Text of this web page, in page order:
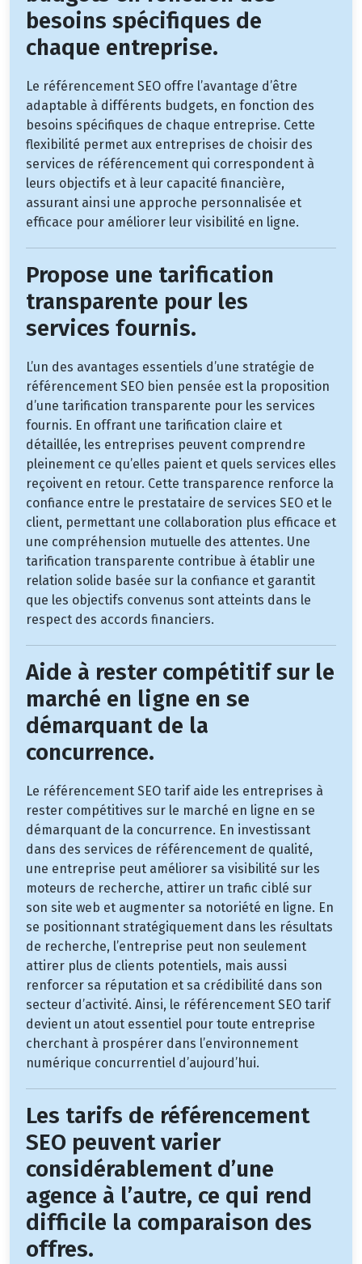
besoins spécifiques de
chaque entreprise.
Le référencement SEO offre l’avantage d’être
adaptable à différents budgets, en fonction des
besoins spécifiques de chaque entreprise. Cette
flexibilité permet aux entreprises de choisir des
services de référencement qui correspondent à
leurs objectifs et à leur capacité financière,
assurant ainsi une approche personnalisée et
efficace pour améliorer leur visibilité en ligne.
Propose une tarification
transparente pour les
services fournis.
L’un des avantages essentiels d’une stratégie de
référencement SEO bien pensée est la proposition
d’une tarification transparente pour les services
fournis. En offrant une tarification claire et
détaillée, les entreprises peuvent comprendre
pleinement ce qu’elles paient et quels services elles
reçoivent en retour. Cette transparence renforce la
confiance entre le prestataire de services SEO et le
client, permettant une collaboration plus efficace et
une compréhension mutuelle des attentes. Une
tarification transparente contribue à établir une
relation solide basée sur la confiance et garantit
que les objectifs convenus sont atteints dans le
respect des accords financiers.
Aide à rester compétitif sur le
marché en ligne en se
démarquant de la
concurrence.
Le référencement SEO tarif aide les entreprises à
rester compétitives sur le marché en ligne en se
démarquant de la concurrence. En investissant
dans des services de référencement de qualité,
une entreprise peut améliorer sa visibilité sur les
moteurs de recherche, attirer un trafic ciblé sur
son site web et augmenter sa notoriété en ligne. En
se positionnant stratégiquement dans les résultats
de recherche, l’entreprise peut non seulement
attirer plus de clients potentiels, mais aussi
renforcer sa réputation et sa crédibilité dans son
secteur d’activité. Ainsi, le référencement SEO tarif
devient un atout essentiel pour toute entreprise
cherchant à prospérer dans l’environnement
numérique concurrentiel d’aujourd’hui.
Les tarifs de référencement
SEO peuvent varier
considérablement d’une
agence à l’autre, ce qui rend
difficile la comparaison des
offres.